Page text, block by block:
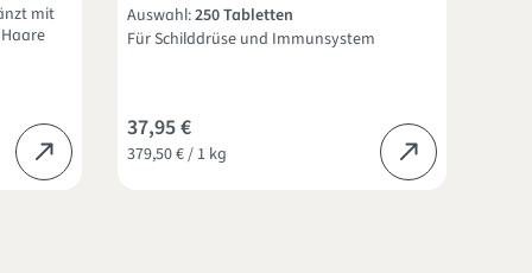
mit
Auswahl:250 Tabletten
Für Schilddrüse und Immunsystem
379,50 € / 1 kg
37,95 €